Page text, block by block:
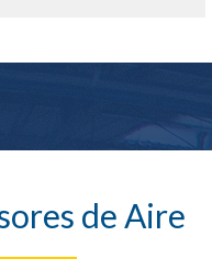
de Aire